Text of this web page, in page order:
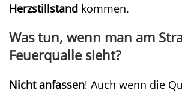
Herzstillstand kommen.
Was tun, wenn man am
Feuerqualle sieht?
Nicht anfassen! Auch wenn die